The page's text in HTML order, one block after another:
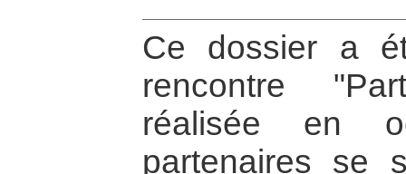
Ce dossier a
rencontre
réalisée en
partenaires se